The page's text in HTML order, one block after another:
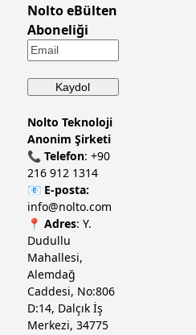
Nolto eBülten
Aboneliği
Nolto Teknoloji
Anonim Şirketi
📞 Telefon: +90
216 912 1314
📧 E-posta:
info@nolto.com
📍 Adres: Y.
Dudullu
Mahallesi,
Alemdağ
Caddesi, No:806
D:14, Dalçık İş
Merkezi, 34775